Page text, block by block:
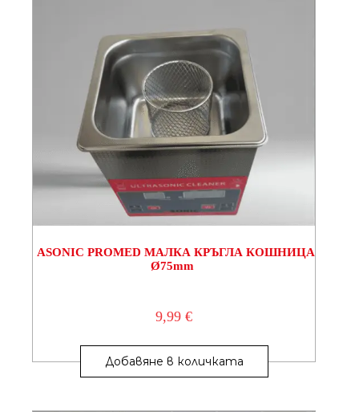
ASONIC PROMED МАЛКА КРЪГЛА КОШНИЦА
Ø75mm
9,99€
Добавяне в количката